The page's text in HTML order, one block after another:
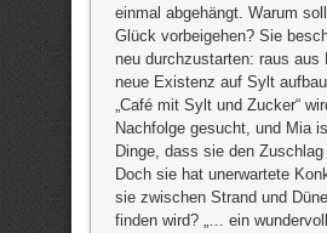
einmal abgehängt. Warum
Glück vorbeigehen? Sie
neu durchzustarten: raus aus
neue Existenz auf Sylt
„Café mit Sylt und Zucker“
Nachfolge gesucht, und Mia
Dinge, dass sie den
Doch sie hat unerwartete
sie zwischen Strand und
finden wird? „… ein